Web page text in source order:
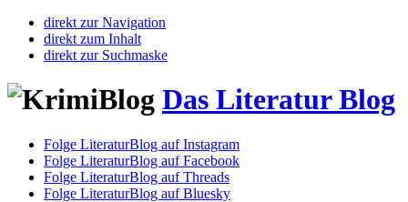
direkt zur Navigation
direkt zum Inhalt
direkt zur Suchmaske
Das Literatur Blog
Folge LiteraturBlog auf Instagram
Folge LiteraturBlog auf Facebook
Folge LiteraturBlog auf Threads
Folge LiteraturBlog auf Bluesky